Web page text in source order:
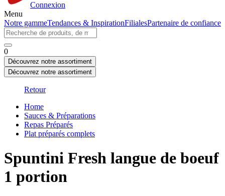
Connexion
Menu
Notre gammeTendances & InspirationFilialesPartenaire de confiance
0
Découvrez notre assortiment
Découvrez notre assortiment
Retour
Home
Sauces & Préparations
Repas Préparés
Plat préparés complets
Spuntini Fresh langue de boeuf
1 portion